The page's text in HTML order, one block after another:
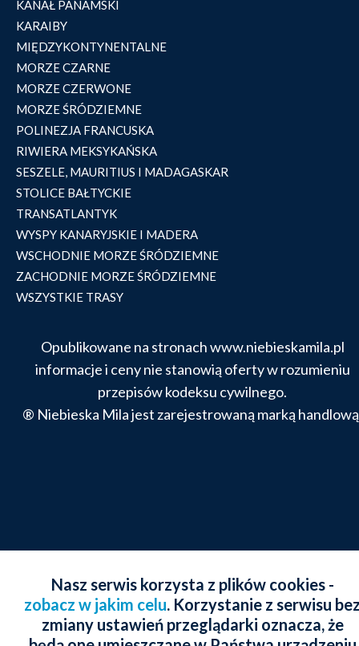
KANAŁ PANAMSKI
KARAIBY
MIĘDZYKONTYNENTALNE
MORZE CZARNE
MORZE CZERWONE
MORZE ŚRÓDZIEMNE
POLINEZJA FRANCUSKA
RIWIERA MEKSYKAŃSKA
SESZELE, MAURITIUS I MADAGASKAR
STOLICE BAŁTYCKIE
TRANSATLANTYK
WYSPY KANARYJSKIE I MADERA
WSCHODNIE MORZE ŚRÓDZIEMNE
ZACHODNIE MORZE ŚRÓDZIEMNE
WSZYSTKIE TRASY
Opublikowane na stronach www.niebieskamila.pl
informacje i ceny nie stanowią oferty w rozumieniu
przepisów kodeksu cywilnego.
® Niebieska Mila jest zarejestrowaną marką
Nasz serwis korzysta z plików cookies -
zobacz w jakim celu. Korzystanie z serwisu
zmiany ustawień przeglądarki oznacza, że